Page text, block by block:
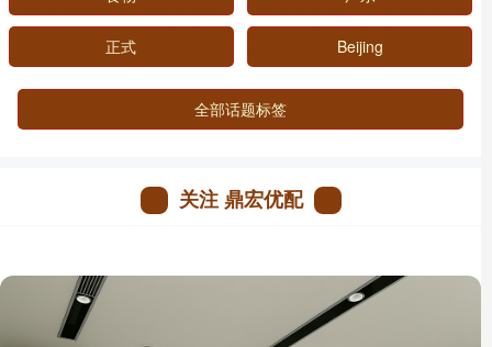
正式 Beijing
全部话题标签
关注 鼎宏优配